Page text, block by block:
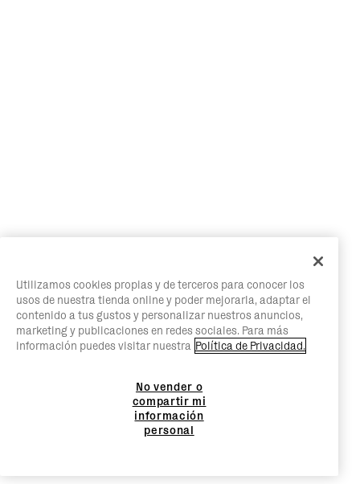
Utilizamos cookies propias y de terceros para conocer los
usos de nuestra tienda online y poder mejorarla, adaptar el
contenido a tus gustos y personalizar nuestros anuncios,
marketing y publicaciones en redes sociales. Para más
información puedes visitar nuestra Política de Privacidad.
No vender o
compartir mi
información
personal